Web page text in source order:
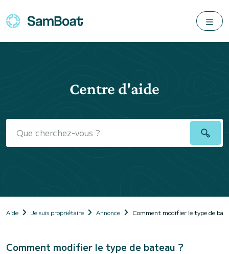
Centre d'aide
Aide Je suis propriétaire Annonce Comment modifier le type de
Comment modifier le type de bateau ?